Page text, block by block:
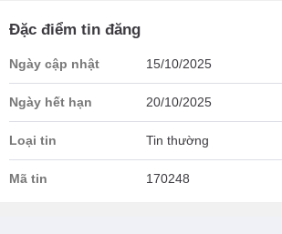
Đặc điểm tin đăng
Ngày cập nhật 15/10/2025
Ngày hết hạn 20/10/2025
Loại tin Tin thường
Mã tin 170248